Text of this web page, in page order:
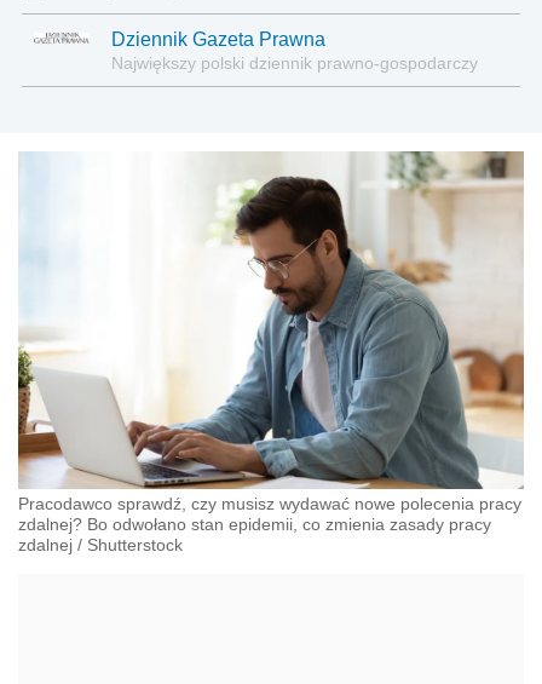
Dziennik Gazeta Prawna
Największy polski dziennik prawno-gospodarczy
Pracodawco sprawdź, czy musisz wydawać nowe polecenia pracy
zdalnej? Bo odwołano stan epidemii, co zmienia zasady pracy
zdalnej / Shutterstock